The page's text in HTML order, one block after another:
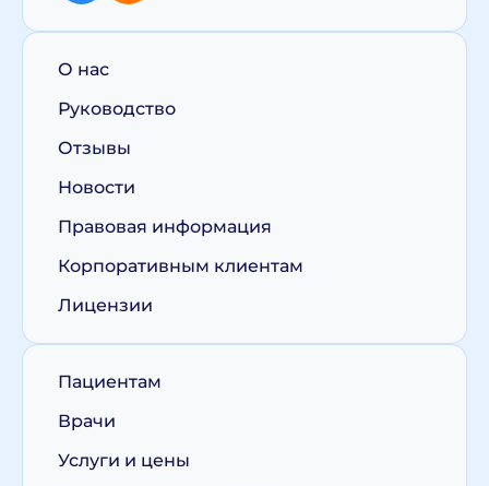
О нас
Руководство
Отзывы
Новости
Правовая информация
Корпоративным клиентам
Лицензии
Пациентам
Врачи
Услуги и цены